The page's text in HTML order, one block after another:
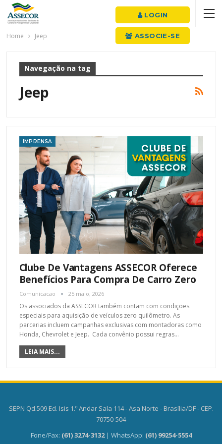
LOGIN
ASSOCIE-SE
Home Jeep
Navegação na tag
Jeep
IMPRENSA
Clube De Vantagens ASSECOR Oferece
Benefícios Para Compra De Carro Zero
Comunicacao 25 maio, 2026
Os associados da ASSECOR também contam com condições
especiais para aquisição de veículos zero quilômetro. As
parcerias incluem campanhas exclusivas com montadoras como
Honda, Chevrolet e Jeep. Cada convênio possui regras…
LEIA MAIS...
SEPN Qd.509 Ed. Isis 1.º Andar Sala 114 - Asa Norte - Brasília/DF - CEP.
70750-504
Fone/Fax: (61) 3274-3132 | WhatsApp: (61) 99254-5554